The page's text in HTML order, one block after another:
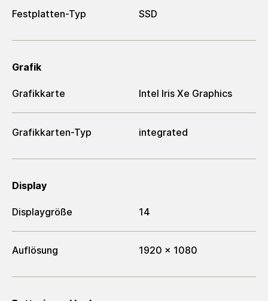
Festplatten-Typ SSD
Grafik
Grafikkarte Intel Iris Xe Graphics
Grafikkarten-Typ integrated
Display
Displaygröße 14
Auflösung 1920 x 1080